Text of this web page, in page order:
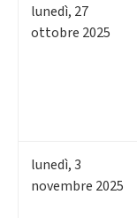
lunedì, 27
ottobre 2025
lunedì,3
novembre 2025